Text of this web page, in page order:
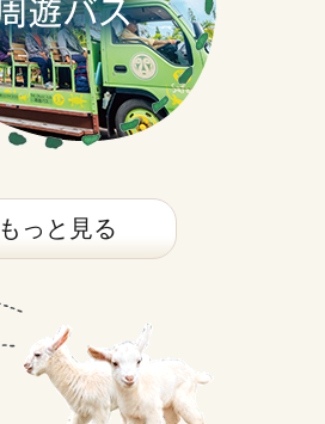
もっと見る